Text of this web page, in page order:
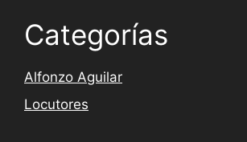
Categorías
Alfonzo Aguilar
Locutores